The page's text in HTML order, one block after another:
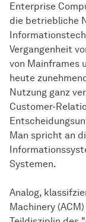
Enterprise
die betriebliche
Vergangenheit
von Mainframes
heute
Nutzung ganz
Customer-
Man spricht an
Systemen.
Analog,
Machinery